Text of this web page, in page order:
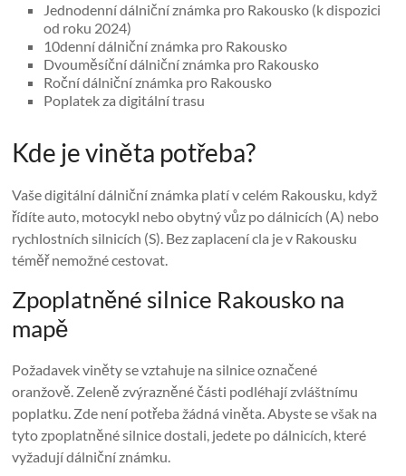
Jednodenní dálniční známka pro Rakousko (k dispozici
od roku 2024)
10denní dálniční známka pro Rakousko
Dvouměsíční dálniční známka pro Rakousko
Roční dálniční známka pro Rakousko
Poplatek za digitální trasu
Kde je viněta potřeba?
Vaše digitální dálniční známka platí v celém Rakousku, když
řídíte auto, motocykl nebo obytný vůz po dálnicích (A) nebo
rychlostních silnicích (S). Bez zaplacení cla je v Rakousku
téměř nemožné cestovat.
Zpoplatněné silnice Rakousko na
mapě
Požadavek viněty se vztahuje na silnice označené
oranžově. Zeleně zvýrazněné části podléhají zvláštnímu
poplatku. Zde není potřeba žádná viněta. Abyste se však na
tyto zpoplatněné silnice dostali, jedete po dálnicích, které
vyžadují dálniční známku.